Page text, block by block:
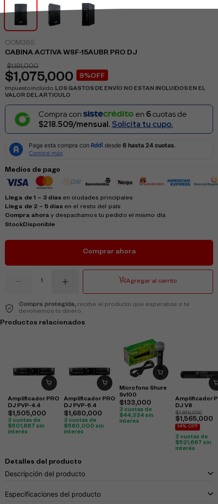
CCM365
CABINA ACTIVA WSF-15AUBR PRO DJ
$1,181,000
$1,075,000 9%OFF
Impuesto incluido. LOS GASTOS DE ENVÍO NO ESTAN INCLUIDOS EN EL
VALOR DEL ARTICULO
Compra con en 6cuotas de
$218.509/mensual. Solicita tu cupo.
Medios de pago
Llega de 1 – 3 díasen ciudades principales
Llega de 2 – 5 díasen el resto del país
Compra ahora y despachamos tu pedido el mismo día
StockDisponible
Comprar ahora
Agregar al carrito
Compra protegida,recibe el producto que esperabas o te
devolvemos tu dinero.
Productos relacionados
Amplificador PRO
DJ PVP-4.4
$1,505,000
3 cuotas de
$501,667 sin
interés
Amplificador PRO
DJ PVP-6.4
$1,680,000
3 cuotas de
$560,000 sin
interés
Microfono Shure
Sv100
$133,000
3 cuotas de
$44,334 sin
interés
Amplificador
DJ V8
$1,819,000
$1,565,000
14% OFF
3 cuotas de
$521,667 sin
interés
Detalles del producto
Descripción del producto
Especificaciones del producto